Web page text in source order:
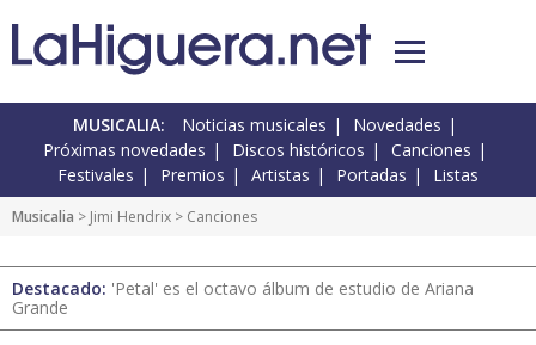
MUSICALIA: Noticias musicales
Novedades
Próximas novedades
Discos históricos
Canciones
Festivales
Premios Artistas Portadas Listas
Musicalia > Jimi Hendrix > Canciones
Destacado: 'Petal' es el octavo álbum de estudio de Ariana
Grande